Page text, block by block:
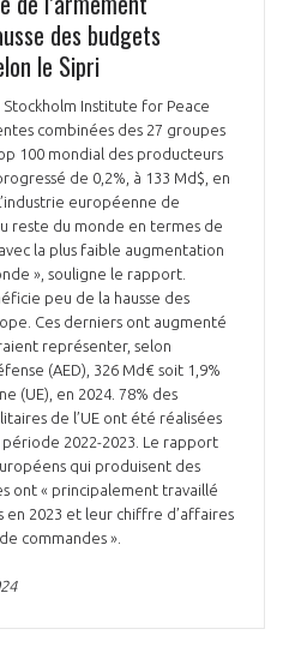
des budgets
le Sipri
Institute for Peace
combinées des 27 groupes
100 mondial des producteurs
de 0,2%, à 133 Md$, en
européenne de
reste du monde en termes de
la plus faible augmentation
», souligne le rapport.
peu de la hausse des
Ces derniers ont augmenté
représenter, selon
(AED), 326 Md€ soit 1,9%
(UE), en 2024. 78% des
de l’UE ont été réalisées
2022-2023. Le rapport
qui produisent des
ont « principalement travaillé
en 2023 et leur chiffre d’affaires
commandes ».